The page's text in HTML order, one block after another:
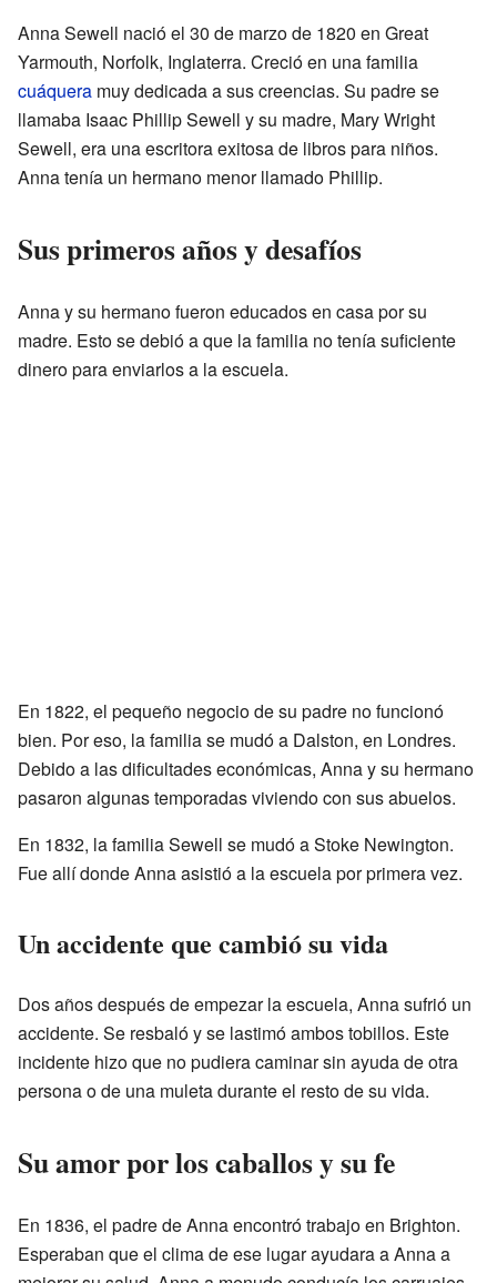
Anna Sewell nació el 30 de marzo de 1820 en Great
Yarmouth, Norfolk, Inglaterra. Creció en una familia
cuáquera muy dedicada a sus creencias. Su padre se
llamaba Isaac Phillip Sewell y su madre, Mary Wright
Sewell, era una escritora exitosa de libros para niños.
Anna tenía un hermano menor llamado Phillip.
Sus primeros años y desafíos
Anna y su hermano fueron educados en casa por su
madre. Esto se debió a que la familia no tenía suficiente
dinero para enviarlos a la escuela.
En 1822, el pequeño negocio de su padre no funcionó
bien. Por eso, la familia se mudó a Dalston, en Londres.
Debido a las dificultades económicas, Anna y su hermano
pasaron algunas temporadas viviendo con sus abuelos.
En 1832, la familia Sewell se mudó a Stoke Newington.
Fue allí donde Anna asistió a la escuela por primera vez.
Un accidente que cambió su vida
Dos años después de empezar la escuela, Anna sufrió un
accidente. Se resbaló y se lastimó ambos tobillos. Este
incidente hizo que no pudiera caminar sin ayuda de otra
persona o de una muleta durante el resto de su vida.
Su amor por los caballos y su fe
En 1836, el padre de Anna encontró trabajo en Brighton.
Esperaban que el clima de ese lugar ayudara a Anna a